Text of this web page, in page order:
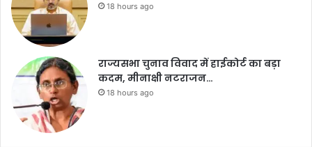
18 hours ago
राज्यसभा चुनाव विवाद में हाईकोर्ट का बड़ा
कदम, मीनाक्षी नटराजन…
18 hours ago